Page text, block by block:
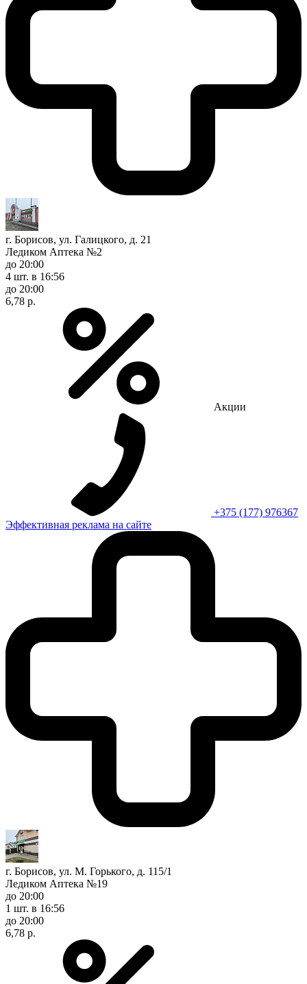
г. Борисов, ул. Галицкого, д. 21
Ледиком Аптека №2
до 20:00
4 шт. в 16:56
до 20:00
6,78 р.
Акции
+375 (177) 976367
Эффективная реклама на сайте
г. Борисов, ул. М. Горького, д. 115/1
Ледиком Аптека №19
до 20:00
1 шт. в 16:56
до 20:00
6,78 р.